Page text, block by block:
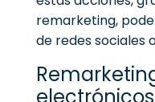
remarketing,
de redes sociales
electrónicos